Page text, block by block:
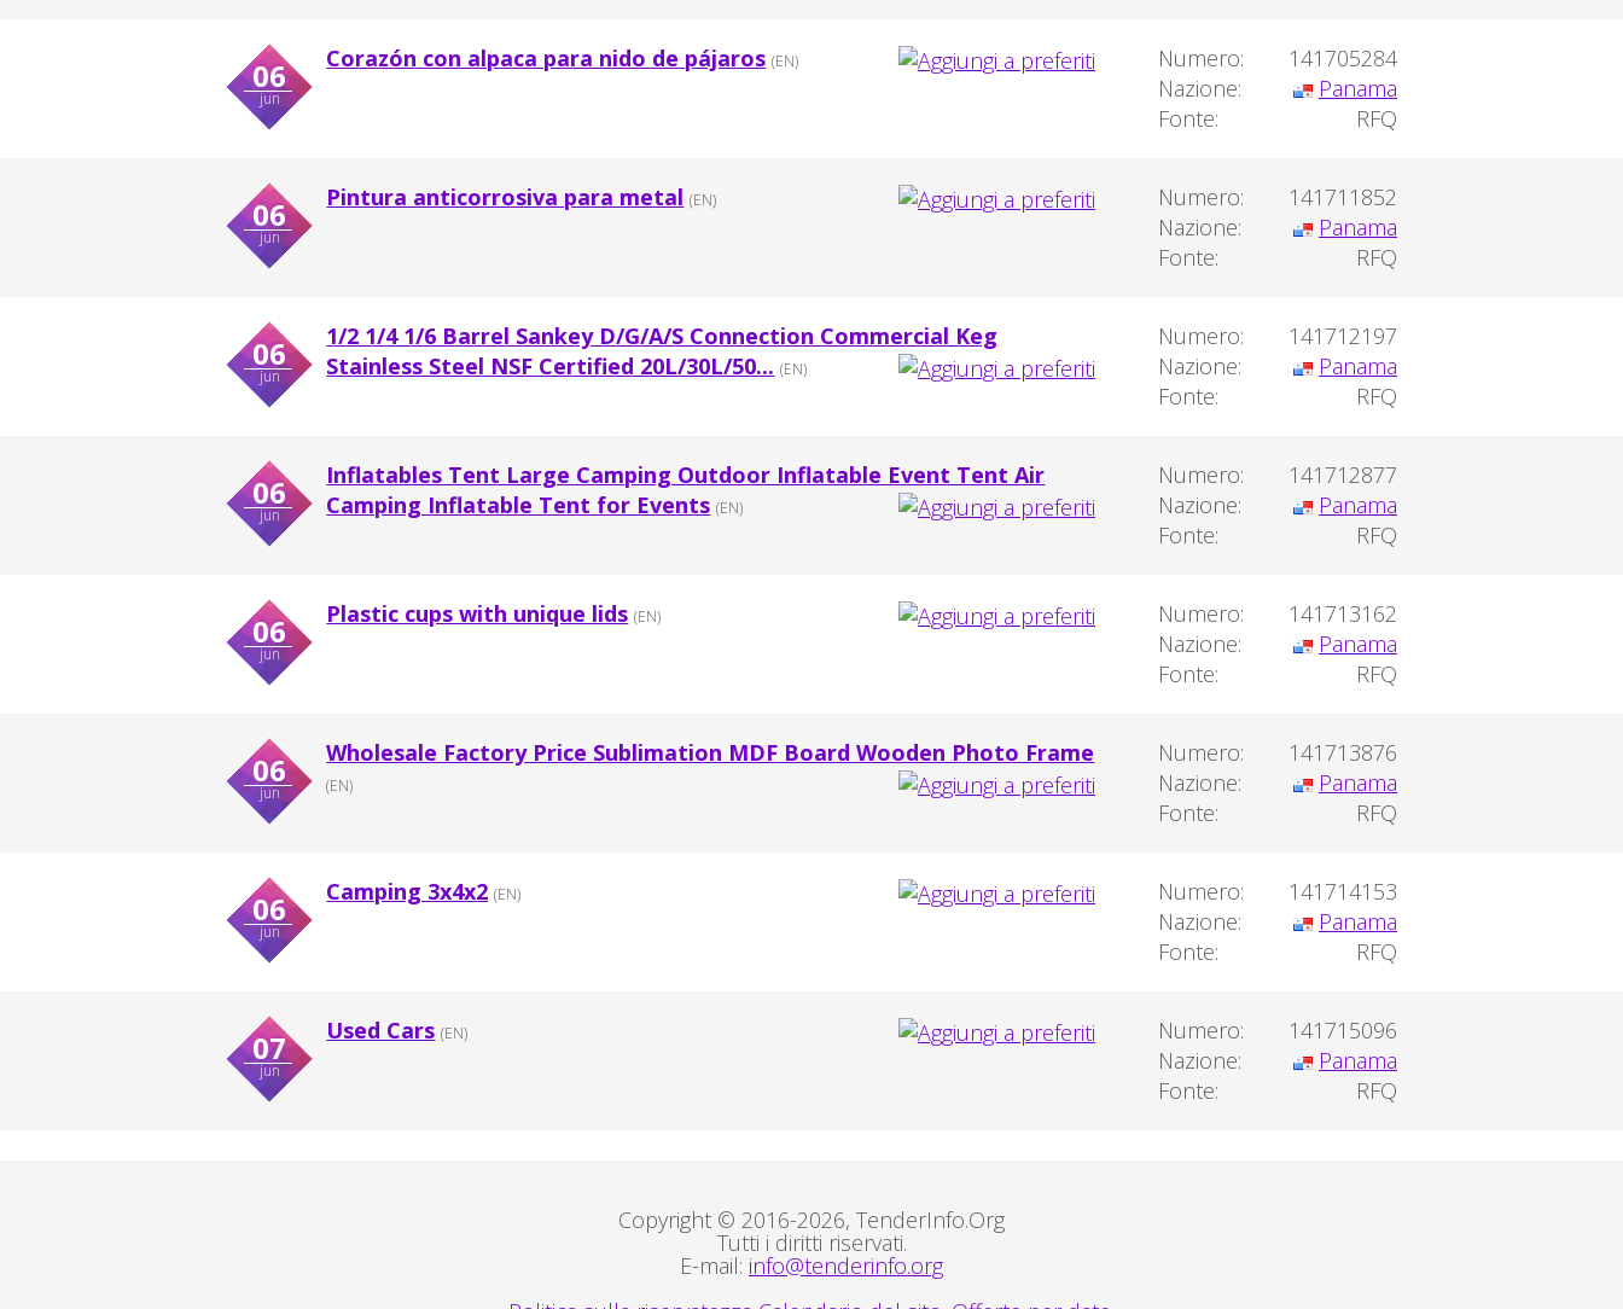
06
jun
Corazón con alpaca para nido de pájaros (EN) Numero:
141705284
Nazione:
Panama
Fonte:
RFQ
06
jun
Pintura anticorrosiva para metal (EN) Numero:
141711852
Nazione:
Panama
Fonte:
RFQ
06
jun
1/2 1/4 1/6 Barrel Sankey D/G/A/S Connection Commercial Keg
Stainless Steel NSF Certified 20L/30L/50... (EN)
Numero:
141712197
Nazione:
Panama
Fonte:
RFQ
06
jun
Inflatables Tent Large Camping Outdoor Inflatable Event Tent Air
Camping Inflatable Tent for Events (EN)
Numero:
141712877
Nazione:
Panama
Fonte:
RFQ
06
jun
Plastic cups with unique lids (EN) Numero:
141713162
Nazione:
Panama
Fonte:
RFQ
06
jun
Wholesale Factory Price Sublimation MDF Board Wooden Photo Frame
(EN)
Numero:
141713876
Nazione:
Panama
Fonte:
RFQ
06
jun
Camping 3x4x2 (EN) Numero:
141714153
Nazione:
Panama
Fonte:
RFQ
07
jun
Used Cars (EN) Numero:
141715096
Nazione:
Panama
Fonte:
RFQ
Copyright © 2016-2026, TenderInfo.Org
Tutti i diritti riservati.
E-mail: info@tenderinfo.org